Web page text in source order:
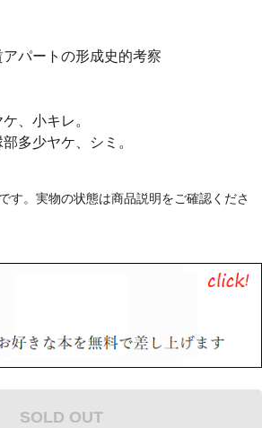
パートの形成史的考察
、小キレ。
多少ヤケ、シミ。
す。実物の状態は商品説明をご確認くださ
SOLD OUT